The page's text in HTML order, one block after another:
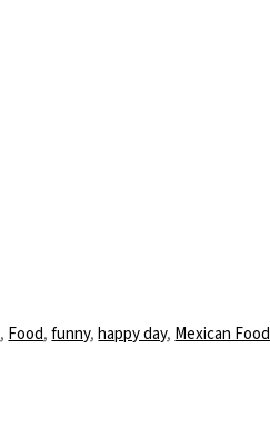
, Food,funny,happy day, Mexican Food